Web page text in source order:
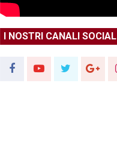
I NOSTRI CANALI SOCIAL